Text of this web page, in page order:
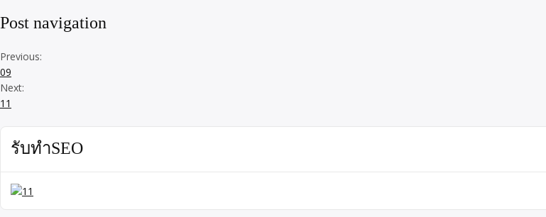
Post navigation
Previous:
09
Next:
11
รับทำSEO